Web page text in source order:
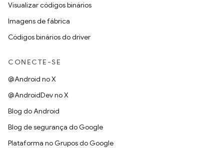
Visualizar códigos binários
Imagens de fábrica
Códigos binários do driver
CONECTE-SE
@Android no X
@AndroidDev no X
Blog do Android
Blog de segurança do Google
Plataforma no Grupos do Google